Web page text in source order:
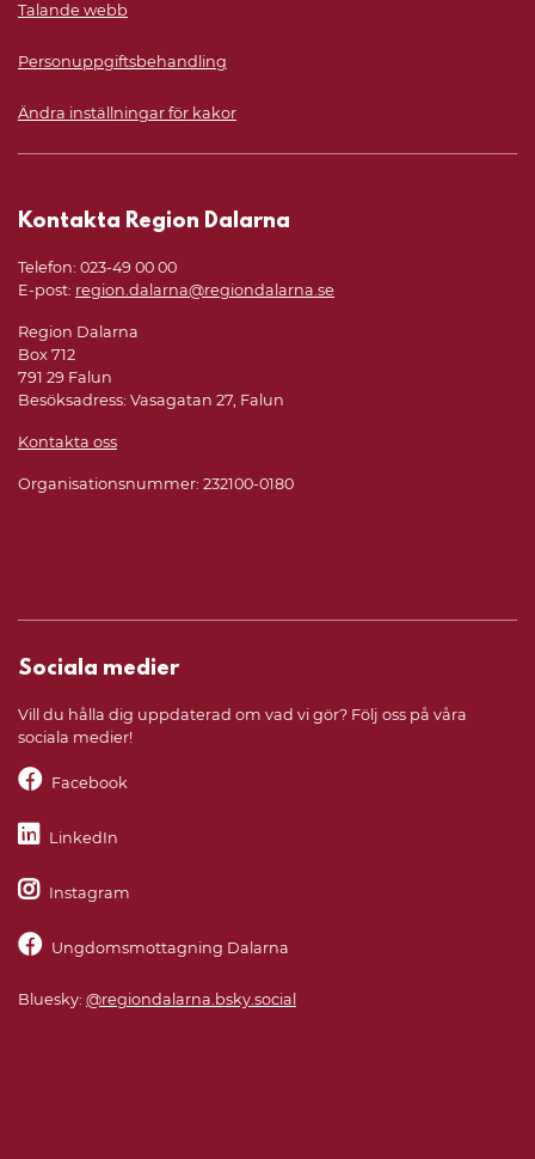
Talande webb
Personuppgiftsbehandling
Ändra inställningar för kakor
Kontakta Region Dalarna
Telefon: 023-49 00 00
E-post: region.dalarna@regiondalarna.se
Region Dalarna
Box 712
791 29 Falun
Besöksadress: Vasagatan 27, Falun
Kontakta oss
Organisationsnummer: 232100-0180
Sociala medier
Vill du hålla dig uppdaterad om vad vi gör? Följ oss på våra
sociala medier!
Facebook
LinkedIn
Instagram
Ungdomsmottagning Dalarna
Bluesky: @regiondalarna.bsky.social